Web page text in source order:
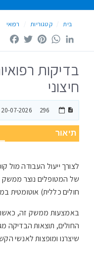
בית קטגוריות רפואי
TwitterPinterest
WhatsAppLinkedIn
בדיקות
חיצוני
296
20-07-2026
תיאור
לצורך ייעול העבודה מול
של המטופלים נוצר
חולים כללית) אוטומטית
באמצעות ממשק זה,
החולים, תוצאות הבדיקה
שיצרנו ומופצות לאנשי